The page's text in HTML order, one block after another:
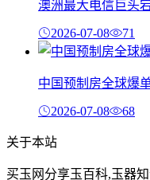
澳洲最大电信巨头
2026-07-08 71
中国预制房全球爆
2026-07-08 68
关于本站
买玉网分享玉百科,玉器